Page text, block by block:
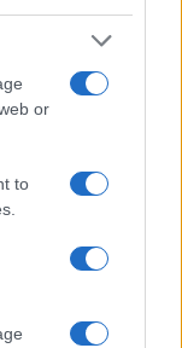
or
to
Culture
Salute
Megachip